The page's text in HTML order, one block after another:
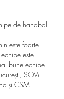
de handbal
este foarte
este
bune echipe
SCM
și CSM